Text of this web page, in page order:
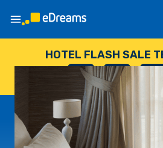
HOTEL FLASH SALE
--
GIORNI
: --
ORE
: